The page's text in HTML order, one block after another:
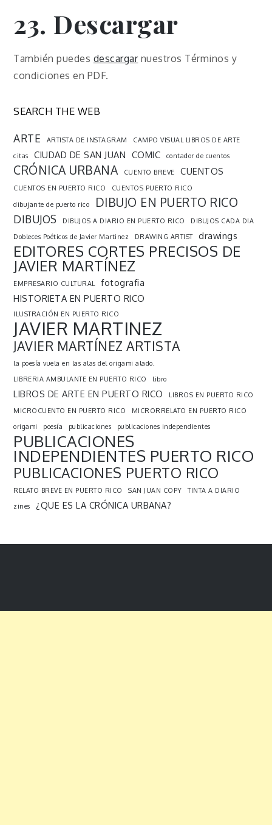
23. Descargar
También puedes descargarnuestros Términos y
condiciones en PDF.
SEARCH THE WEB
ARTE ARTISTA DE INSTAGRAM
CAMPO VISUAL LIBROS DE ARTE
citas
CIUDAD DE SAN JUAN COMIC contador de cuentos
CRÓNICA URBANA CUENTO BREVE CUENTOS
CUENTOS EN PUERTO RICO
CUENTOS PUERTO RICO
dibujante de puerto rico
DIBUJO EN PUERTO RICO
DIBUJOS DIBUJOS A DIARIO EN PUERTO RICO
DIBUJOS CADA DIA
Dobleces Poéticos de Javier Martinez
DRAWING ARTIST drawings
EDITORES CORTES PRECISOS DE
JAVIER MARTÍNEZ
EMPRESARIO CULTURAL
fotografia
HISTORIETA EN PUERTO RICO
ILUSTRACIÓN EN PUERTO RICO
JAVIER MARTINEZ
JAVIER MARTÍNEZ ARTISTA
la poesía vuela en las alas del origami alado.
LIBRERIA AMBULANTE EN PUERTO RICO
libro
LIBROS DE ARTE EN PUERTO RICO
LIBROS EN PUERTO RICO
MICROCUENTO EN PUERTO RICO
MICRORRELATO EN PUERTO RICO
origami
poesía publicaciones publicaciones independientes
PUBLICACIONES
INDEPENDIENTES PUERTO RICO
PUBLICACIONES PUERTO RICO
RELATO BREVE EN PUERTO RICO SAN JUAN COPY
TINTA A DIARIO
zines
¿QUE ES LA CRÓNICA URBANA?